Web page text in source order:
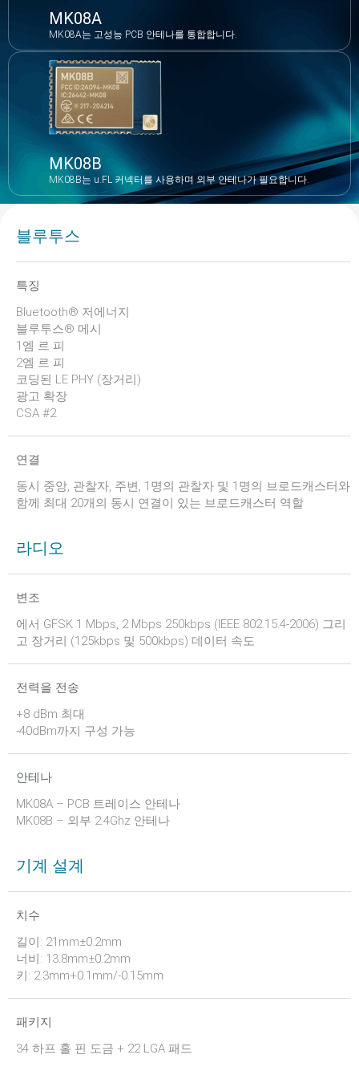
MK08A
MK08A는 고성능 PCB 안테나를 통합합니다.
MK08B
MK08B는 u.FL 커넥터를 사용하며 외부 안테나가 필요합니다.
블루투스
특징
Bluetooth® 저에너지
블루투스® 메시
1엠 르 피
2엠 르 피
코딩된 LE PHY (장거리)
광고 확장
CSA #2
연결
동시 중앙, 관찰자, 주변, 1명의 관찰자 및 1명의 브로드캐스터와
함께 최대 20개의 동시 연결이 있는 브로드캐스터 역할
라디오
변조
에서 GFSK 1 Mbps, 2 Mbps 250kbps (IEEE 802.15.4-2006) 그리
고 장거리 (125kbps 및 500kbps) 데이터 속도
전력을 전송
+8 dBm 최대
-40dBm까지 구성 가능
안테나
MK08A – PCB 트레이스 안테나
MK08B – 외부 2.4Ghz 안테나
기계 설계
치수
길이: 21mm±0.2mm
너비: 13.8mm±0.2mm
키: 2.3mm+0.1mm/-0.15mm
패키지
34 하프 홀 핀 도금 + 22 LGA 패드